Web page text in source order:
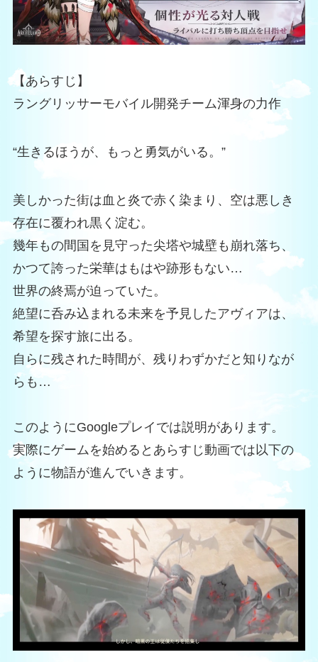
【あらすじ】
ラングリッサーモバイル開発チーム渾身の力作
“生きるほうが、もっと勇気がいる。”
美しかった街は血と炎で赤く染まり、空は悪しき
存在に覆われ黒く淀む。
幾年もの間国を見守った尖塔や城壁も崩れ落ち、
かつて誇った栄華はもはや跡形もない…
世界の終焉が迫っていた。
絶望に呑み込まれる未来を予見したアヴィアは、
希望を探す旅に出る。
自らに残された時間が、残りわずかだと知りなが
らも…
このようにGoogleプレイでは説明があります。
実際にゲームを始めるとあらすじ動画では以下の
ように物語が進んでいきます。